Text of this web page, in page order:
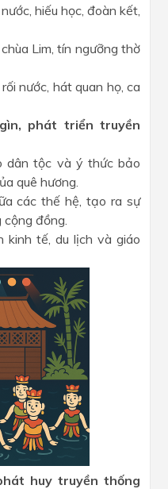
hiếu học, đoàn kết,
Lim, tín ngưỡng thờ
nước, hát quan họ, ca
phát triển truyền
dân tộc và ý thức bảo
quê hương.
các thế hệ, tạo ra sự
đồng.
tế, du lịch và giáo
huy truyền thống